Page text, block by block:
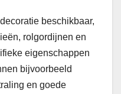
beschikbaar,
rolgordijnen en
eigenschappen
bijvoorbeeld
en goede